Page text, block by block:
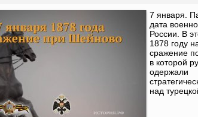
7 января.
дата
России. В
1878 году
сражение
в которой
одержали
над